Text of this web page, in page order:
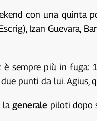
con una quinta
Izan Guevara,
è sempre più in
punti da lui.
lagenerale piloti dopo